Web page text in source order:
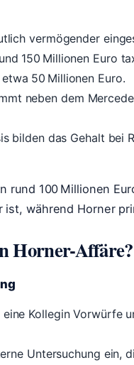
vermögender
150 Millionen Euro
50 Millionen Euro.
neben dem
bilden das Gehalt bei
rund 100 Millionen
ist, während Horner
Horner-Affäre?
Kollegin Vorwürfe
Untersuchung ein,